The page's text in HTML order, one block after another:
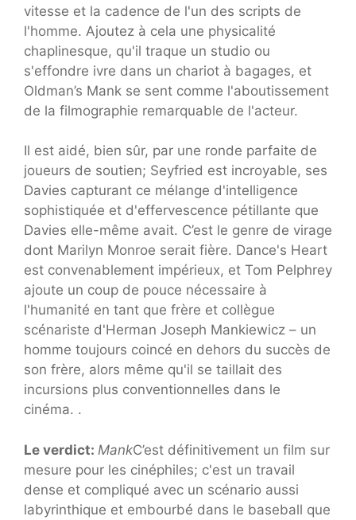
vitesse et la cadence de l'un des scripts de
l'homme. Ajoutez à cela une physicalité
chaplinesque, qu'il traque un studio ou
s'effondre ivre dans un chariot à bagages, et
Oldman’s Mank se sent comme l'aboutissement
de la filmographie remarquable de l'acteur.
Il est aidé, bien sûr, par une ronde parfaite de
joueurs de soutien; Seyfried est incroyable, ses
Davies capturant ce mélange d'intelligence
sophistiquée et d'effervescence pétillante que
Davies elle-même avait. C’est le genre de virage
dont Marilyn Monroe serait fière. Dance's Heart
est convenablement impérieux, et Tom Pelphrey
ajoute un coup de pouce nécessaire à
l'humanité en tant que frère et collègue
scénariste d'Herman Joseph Mankiewicz – un
homme toujours coincé en dehors du succès de
son frère, alors même qu'il se taillait des
incursions plus conventionnelles dans le
cinéma. .
Le verdict: MankC’est définitivement un film sur
mesure pour les cinéphiles; c'est un travail
dense et compliqué avec un scénario aussi
labyrinthique et embourbé dans le baseball que